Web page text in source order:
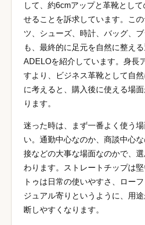
して、約6cmアップと革靴とし
せることを訴求しています。こ
ツ、シューズ、時計、バッグ、
も、最終的に足元を自然に整え
ADELOを紹介しています。身長
すより、ビジネス革靴として自
に考えると、購入後に使える場
ります。
迷った時は、まず一番よく使う
い。通勤中心なのか、商談中心
接などの大事な場面なのかで、
わります。ストレートチップは
トゥは日常の使いやすさ、ロー
ジュアル寄りというように、用
断しやすくなります。